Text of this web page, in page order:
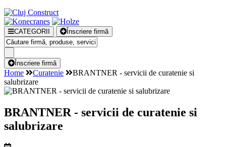
CATEGORII Înscriere firmă
Înscriere firmă
Home Curatenie
BRANTNER - servicii de curatenie si
salubrizare
BRANTNER - servicii de curatenie si
salubrizare